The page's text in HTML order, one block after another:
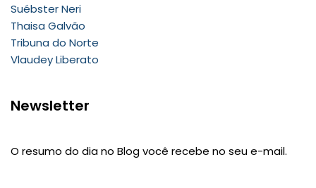
Suébster Neri
Thaisa Galvão
Tribuna do Norte
Vlaudey Liberato
Newsletter
O resumo do dia no Blog você recebe no seu e-mail.